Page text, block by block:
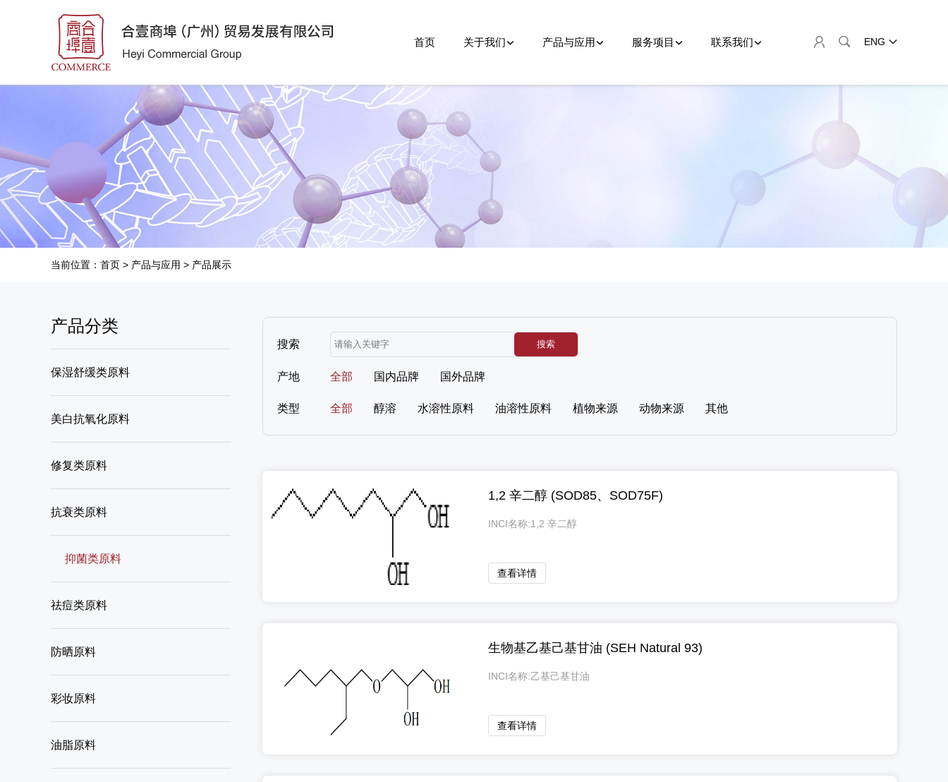
ENG
首页 关于我们 产品与应用 服务项目 联系我们
当前位置： 首页 > 产品与应用 > 产品展示
产品分类
保湿舒缓类原料
美白抗氧化原料
修复类原料
抗衰类原料
抑菌类原料
祛痘类原料
防晒原料
彩妆原料
油脂原料
搜索
产地 全部 国内品牌 国外品牌
类型 全部 醇溶 水溶性原料 油溶性原料 植物来源 动物来源 其他
1,2 辛二醇 (SOD85、SOD75F)
INCI名称:1,2 辛二醇
查看详情
生物基乙基己基甘油 (SEH Natural 93)
INCI名称:乙基己基甘油
查看详情